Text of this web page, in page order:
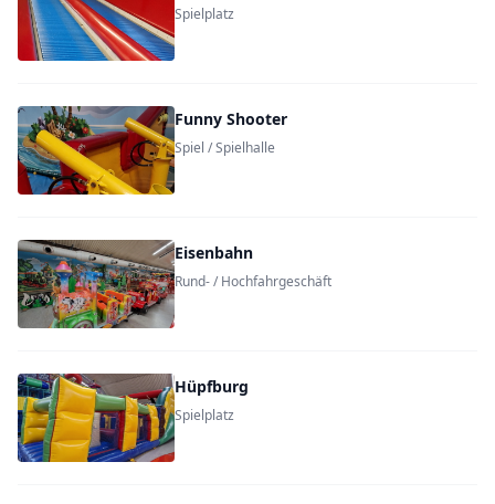
Spielplatz
Funny Shooter
Spiel / Spielhalle
Eisenbahn
Rund- / Hochfahrgeschäft
Hüpfburg
Spielplatz